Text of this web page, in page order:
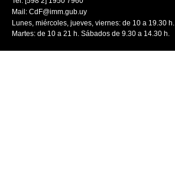
Mail: CdF@imm.gub.uy
Lunes, miércoles, jueves, viernes: de 10 a 19.30 h.
Martes: de 10 a 21 h. Sábados de 9.30 a 14.30 h.